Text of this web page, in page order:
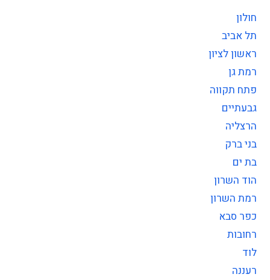
חולון
תל אביב
ראשון לציון
רמת גן
פתח תקווה
גבעתיים
הרצליה
בני ברק
בת ים
הוד השרון
רמת השרון
כפר סבא
רחובות
לוד
רעננה